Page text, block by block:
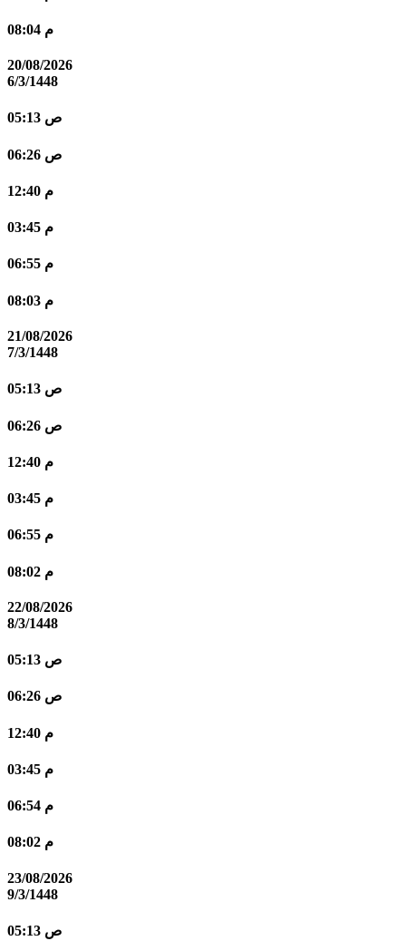
08:04 م
20/08/2026
6/3/1448
05:13 ص
06:26 ص
12:40 م
03:45 م
06:55 م
08:03 م
21/08/2026
7/3/1448
05:13 ص
06:26 ص
12:40 م
03:45 م
06:55 م
08:02 م
22/08/2026
8/3/1448
05:13 ص
06:26 ص
12:40 م
03:45 م
06:54 م
08:02 م
23/08/2026
9/3/1448
05:13 ص